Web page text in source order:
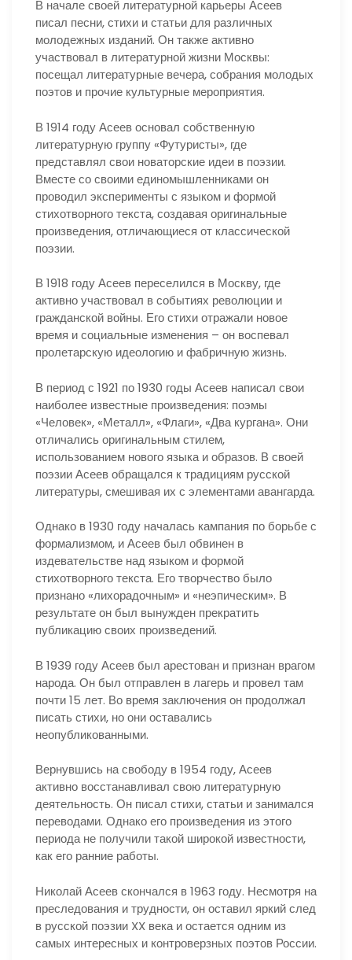
В начале своей литературной карьеры Асеев
писал песни, стихи и статьи для различных
молодежных изданий. Он также активно
участвовал в литературной жизни Москвы:
посещал литературные вечера, собрания молодых
поэтов и прочие культурные мероприятия.
В 1914 году Асеев основал собственную
литературную группу «Футуристы», где
представлял свои новаторские идеи в поэзии.
Вместе со своими единомышленниками он
проводил эксперименты с языком и формой
стихотворного текста, создавая оригинальные
произведения, отличающиеся от классической
поэзии.
В 1918 году Асеев переселился в Москву, где
активно участвовал в событиях революции и
гражданской войны. Его стихи отражали новое
время и социальные изменения – он воспевал
пролетарскую идеологию и фабричную жизнь.
В период с 1921 по 1930 годы Асеев написал свои
наиболее известные произведения: поэмы
«Человек», «Металл», «Флаги», «Два кургана». Они
отличались оригинальным стилем,
использованием нового языка и образов. В своей
поэзии Асеев обращался к традициям русской
литературы, смешивая их с элементами авангарда.
Однако в 1930 году началась кампания по борьбе с
формализмом, и Асеев был обвинен в
издевательстве над языком и формой
стихотворного текста. Его творчество было
признано «лихорадочным» и «неэпическим». В
результате он был вынужден прекратить
публикацию своих произведений.
В 1939 году Асеев был арестован и признан врагом
народа. Он был отправлен в лагерь и провел там
почти 15 лет. Во время заключения он продолжал
писать стихи, но они оставались
неопубликованными.
Вернувшись на свободу в 1954 году, Асеев
активно восстанавливал свою литературную
деятельность. Он писал стихи, статьи и занимался
переводами. Однако его произведения из этого
периода не получили такой широкой известности,
как его ранние работы.
Николай Асеев скончался в 1963 году. Несмотря на
преследования и трудности, он оставил яркий след
в русской поэзии XX века и остается одним из
самых интересных и контроверзных поэтов России.